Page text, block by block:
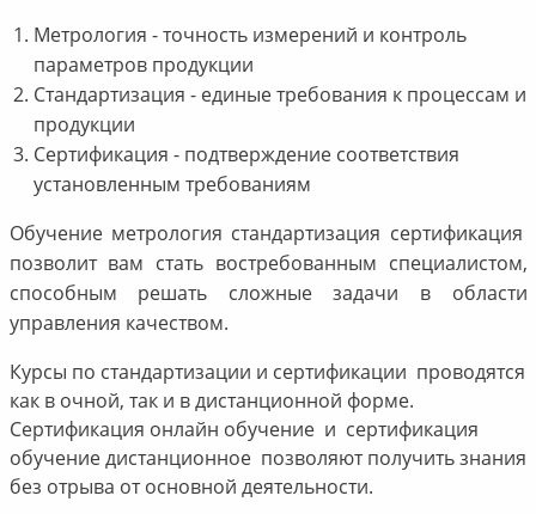
Метрология - точность измерений и контроль
параметров продукции
Стандартизация - единые требования к процессам и
продукции
Сертификация - подтверждение соответствия
установленным требованиям
Обучение метрология стандартизация сертификация
позволит вам стать востребованным специалистом,
способным решать сложные задачи в области
управления качеством.
Курсы по стандартизации и сертификации проводятся
как в очной, так и в дистанционной форме.
Сертификация онлайн обучение и сертификация
обучение дистанционное позволяют получить знания
без отрыва от основной деятельности.